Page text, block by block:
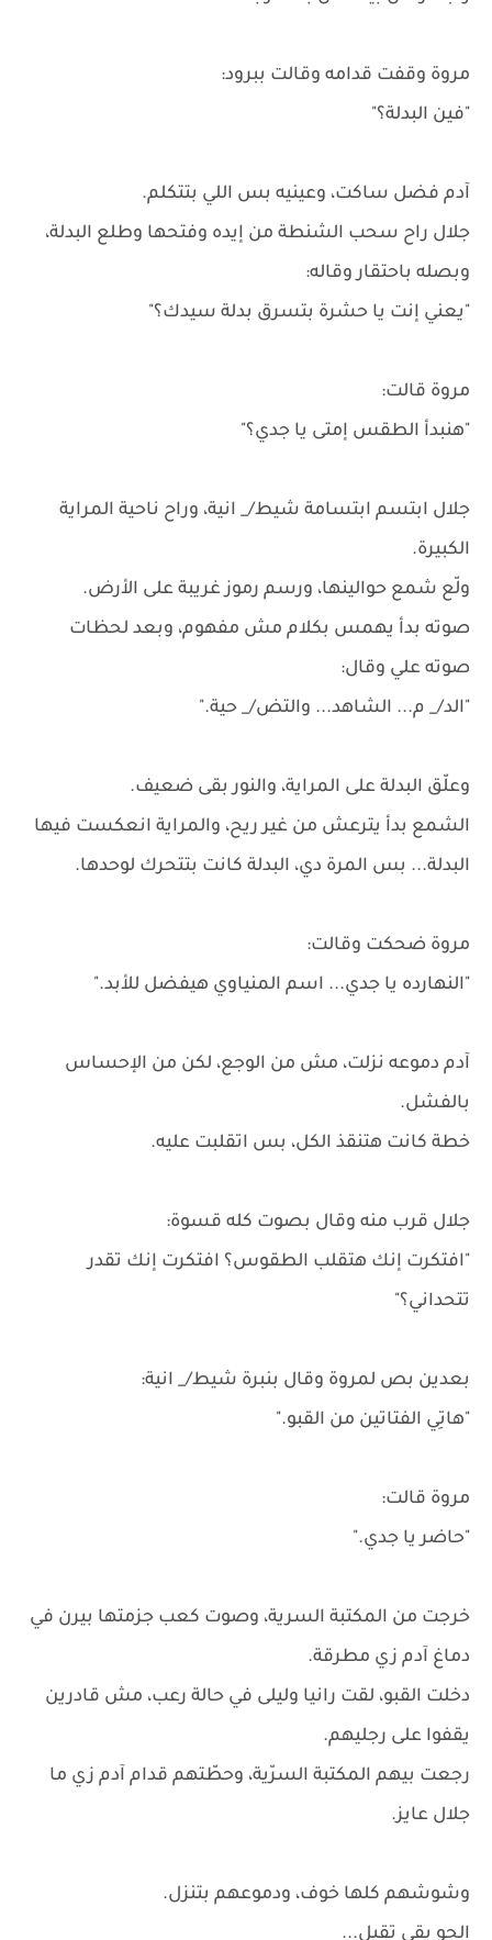
مروة وقفت قدامه وقالت ببرود:
"فين البدلة؟"
آدم فضل ساكت، وعينيه بس اللي بتتكلم.
جلال راح سحب الشنطة من إيده وفتحها وطلع البدلة،
وبصله باحتقار وقاله:
"يعني إنت يا حشرة بتسرق بدلة سيدك؟"
مروة قالت:
"هنبدأ الطقس إمتى يا جدي؟"
جلال ابتسم ابتسامة شيط/_ انية، وراح ناحية المراية
الكبيرة.
ولّع شمع حوالينها، ورسم رموز غريبة على الأرض.
صوته بدأ يهمس بكلام مش مفهوم، وبعد لحظات
صوته علي وقال:
"الد/_ م... الشاهد... والتض/_ حية."
وعلّق البدلة على المراية، والنور بقى ضعيف.
الشمع بدأ يترعش من غير ريح، والمراية انعكست فيها
البدلة... بس المرة دي، البدلة كانت بتتحرك لوحدها.
مروة ضحكت وقالت:
"النهارده يا جدي... اسم المنياوي هيفضل للأبد."
آدم دموعه نزلت، مش من الوجع، لكن من الإحساس
بالفشل.
خطة كانت هتنقذ الكل، بس اتقلبت عليه.
جلال قرب منه وقال بصوت كله قسوة:
"افتكرت إنك هتقلب الطقوس؟ افتكرت إنك تقدر
تتحداني؟"
بعدين بص لمروة وقال بنبرة شيط/_ انية:
"هاتِي الفتاتين من القبو."
مروة قالت:
"حاضر يا جدي."
خرجت من المكتبة السرية، وصوت كعب جزمتها بيرن في
دماغ آدم زي مطرقة.
دخلت القبو، لقت رانيا وليلى في حالة رعب، مش قادرين
يقفوا على رجليهم.
رجعت بيهم المكتبة السرّية، وحطّتهم قدام آدم زي ما
جلال عايز.
وشوشهم كلها خوف، ودموعهم بتنزل.
الجو بقى تقيل...